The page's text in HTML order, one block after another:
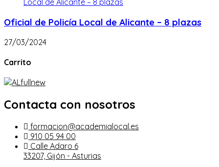
Oficial de Policía Local de Alicante – 8 plazas
27/03/2024
Carrito
Contacta con nosotros
formacion@academialocal.es
910 05 94 00
Calle Adaro 6
33207, Gijón - Asturias